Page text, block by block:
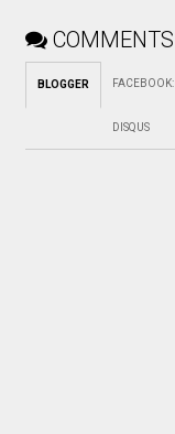
COMMENTS
BLOGGER FACEBOOK:
DISQUS